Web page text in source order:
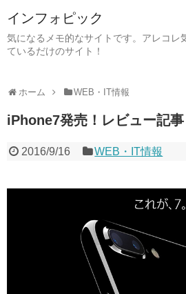
インフォピック
気になるメモ的なサイトです。アレコレ
ているだけのサイト！
ホーム WEB・IT情報
iPhone7発売！レビュー記
2016/9/16 WEB・IT情報